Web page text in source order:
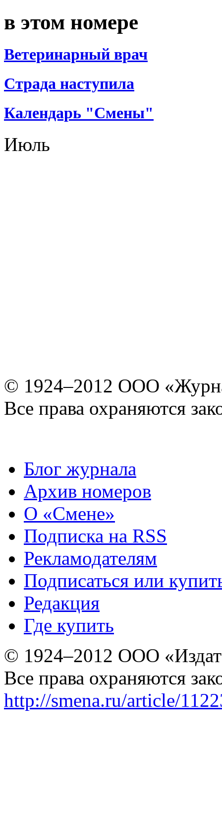
в этом номере
Ветеринарный врач
Страда наступила
Календарь "Смены"
Июль
© 1924–2012 ООО
Все права охраняются
Блог журнала
Архив номеров
О «Смене»
Подписка на RSS
Рекламодателям
Подписаться или
Редакция
Где купить
© 1924–2012 ООО
Все права охраняются
http://smena.ru/article/